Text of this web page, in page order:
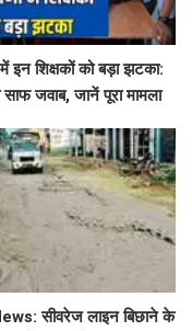
में इन शिक्षकों को बड़ा झटका:
जवाब, जानें पूरा मामला
सीवरेज लाइन बिछाने के